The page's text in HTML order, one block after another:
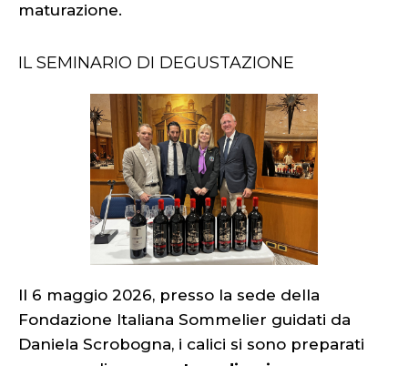
maturazione.
IL SEMINARIO DI DEGUSTAZIONE
Il 6 maggio 2026, presso la sede della
Fondazione Italiana Sommelier guidati da
Daniela Scrobogna, i calici si sono preparati